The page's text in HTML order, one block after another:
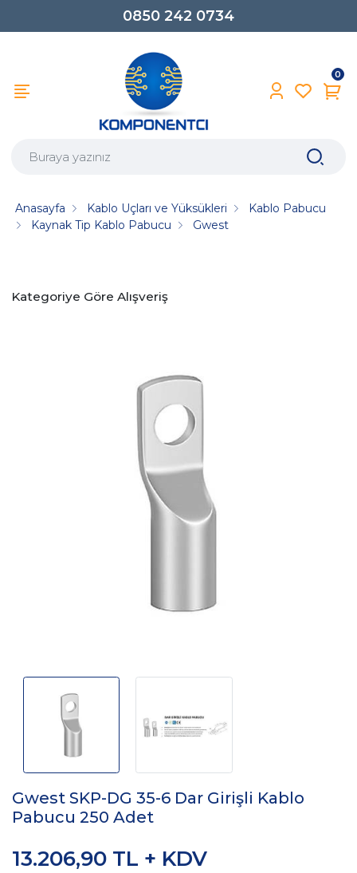
0850 242 0734
0
Anasayfa Kablo Uçları ve Yüksükleri
Kablo Pabucu
Kaynak Tip Kablo Pabucu
Gwest
Kategoriye Göre Alışveriş
Gwest SKP-DG 35-6 Dar Girişli Kablo
Pabucu 250 Adet
13.206,90 TL + KDV